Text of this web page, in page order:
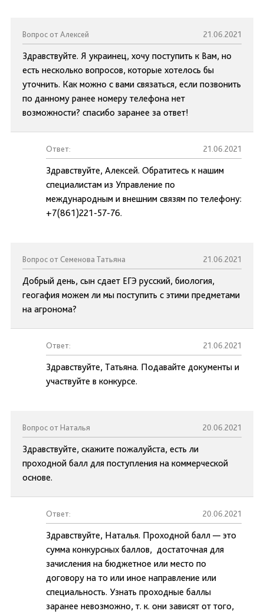
Вопрос от Алексей 21.06.2021
Здравствуйте. Я украинец, хочу поступить к Вам, но
есть несколько вопросов, которые хотелось бы
уточнить. Как можно с вами связаться, если позвонить
по данному ранее номеру телефона нет
возможности? спасибо заранее за ответ!
Ответ: 21.06.2021
Здравствуйте, Алексей. Обратитесь к нашим
специалистам из Управление по
международным и внешним связям по телефону:
+7(861)221-57-76.
Вопрос от Семенова Татьяна 21.06.2021
Добрый день, сын сдает ЕГЭ русский, биология,
геогафия можем ли мы поступить с этими предметами
на агронома?
Ответ: 21.06.2021
Здравствуйте, Татьяна. Подавайте документы и
участвуйте в конкурсе.
Вопрос от Наталья 20.06.2021
Здравствуйте, скажите пожалуйста, есть ли
проходной балл для поступления на коммерческой
основе.
Ответ: 20.06.2021
Здравствуйте, Наталья. Проходной балл — это
сумма конкурсных баллов, достаточная для
зачисления на бюджетное или место по
договору на то или иное направление или
специальность. Узнать проходные баллы
заранее невозможно, т. к. они зависят от того,